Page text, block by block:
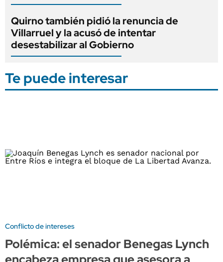
Quirno también pidió la renuncia de
Villarruel y la acusó de intentar
desestabilizar al Gobierno
Te puede interesar
Conflicto de intereses
Polémica: el senador Benegas Lynch